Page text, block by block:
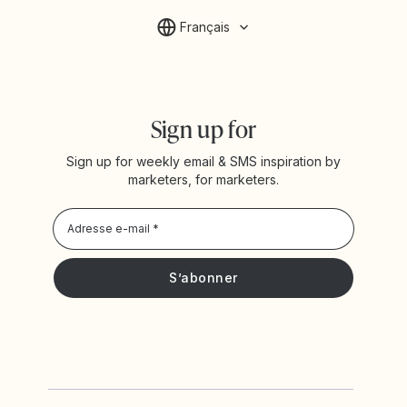
Français
Sign up for
Sign up for weekly email & SMS inspiration by
marketers, for marketers.